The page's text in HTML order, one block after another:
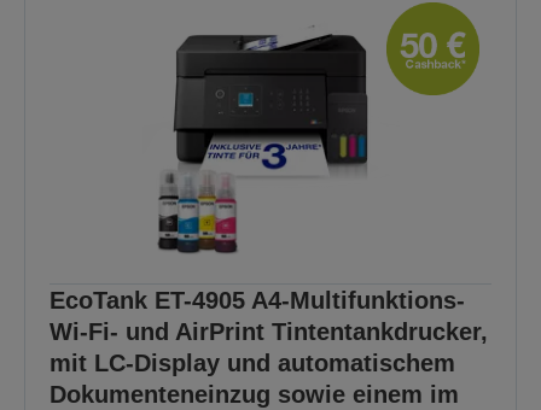
EcoTank ET-4905 A4-Multifunktions-
Wi-Fi- und AirPrint Tintentankdrucker,
mit LC-Display und automatischem
Dokumenteneinzug sowie einem im